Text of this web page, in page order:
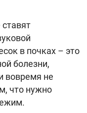
в почках – это
болезни,
вовремя не
что нужно